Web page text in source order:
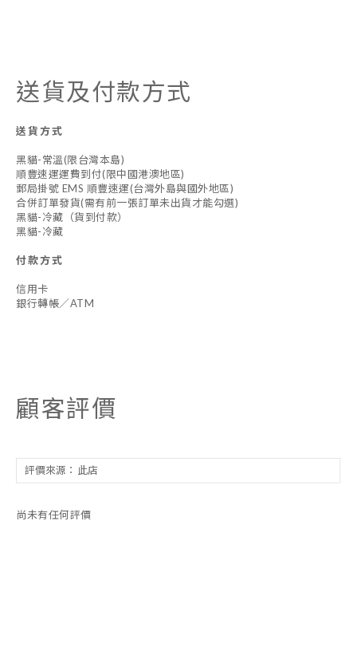
送貨及付款方式
送貨方式
黑貓-常溫(限台灣本島)
順豐速運運費到付(限中國港澳地區)
郵局掛號 EMS 順豐速運(台灣外島與國外地區)
合併訂單發貨(需有前一張訂單未出貨才能勾選)
黑貓-冷藏（貨到付款）
黑貓-冷藏
付款方式
信用卡
銀行轉帳／ATM
顧客評價
尚未有任何評價